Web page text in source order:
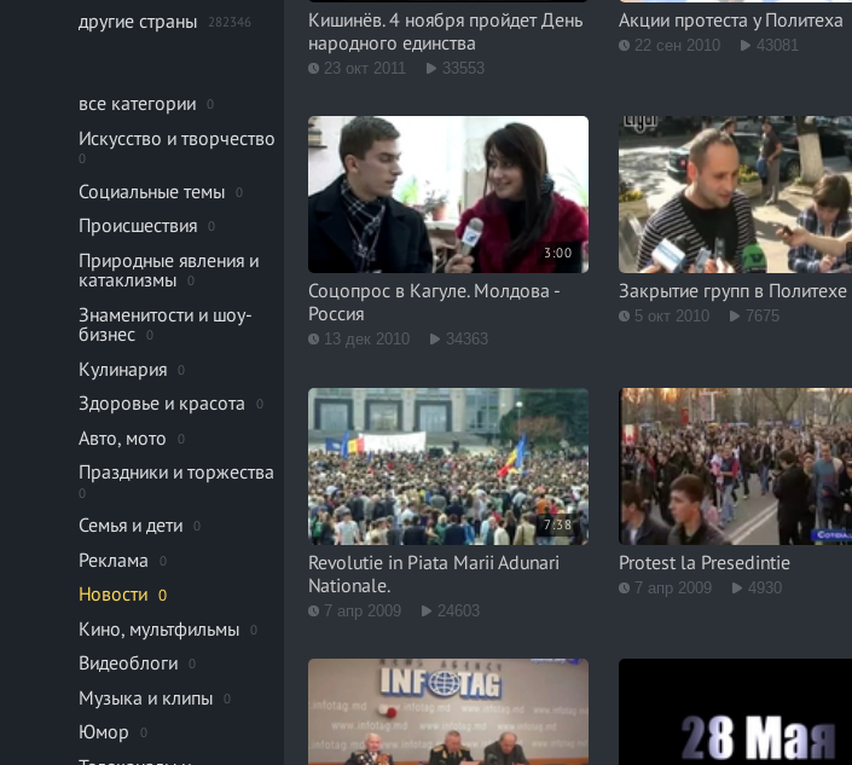
другие страны 282346
все категории 0
Искусство и творчество
0
Социальные темы 0
Происшествия 0
Природные явления и
катаклизмы
0
Знаменитости и шоу-
бизнес
0
Кулинария 0
Здоровье и красота 0
Авто, мото 0
Праздники и торжества
0
Семья и дети 0
Реклама 0
Новости 0
Кино, мультфильмы 0
Видеоблоги 0
Музыка и клипы 0
Юмор 0
Кишинёв. 4 ноября пройдет День
народного единства
23 окт 2011 33553
Акции протеста у Политеха
22 сен 2010 43081
3:00
Соцопрос в Кагуле. Молдова -
Россия
13 дек 2010 34363
Закрытие групп в Политехе
5 окт 2010 7675
7:38
Revolutie in Piata Marii Adunari
Nationale.
7 апр 2009 24603
Protest la Presedintie
7 апр 2009 4930